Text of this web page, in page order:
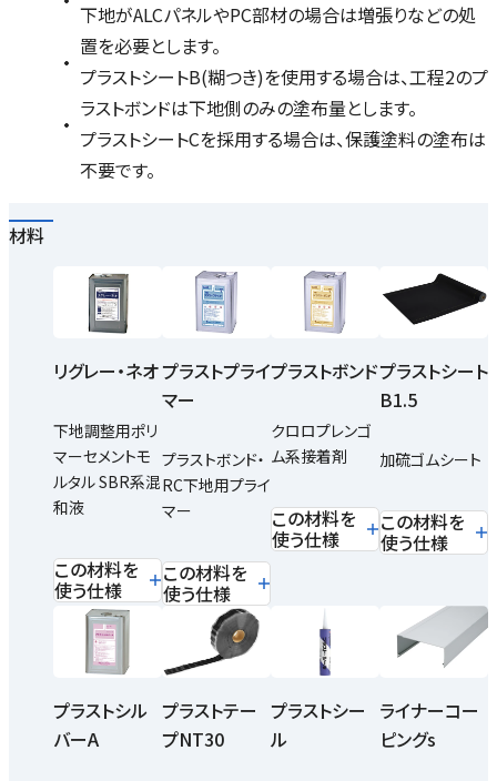
下地がALCパネルやPC部材の場合は増張りなどの処
置を必要とします。
プラストシートB(糊つき)を使用する場合は、工程2のプ
ラストボンドは下地側のみの塗布量とします。
プラストシートCを採用する場合は、保護塗料の塗布は
不要です。
材料
リグレー・ネオ
下地調整用ポリ
マーセメントモ
ルタル SBR系混
和液
この材料を
使う仕様
プラストプライ
マー
プラストボンド・
RC下地用プライ
マー
この材料を
使う仕様
プラストボンド
クロロプレンゴ
ム系接着剤
この材料を
使う仕様
プラストシート
B1.5
加硫ゴムシート
この材料を
使う仕様
プラストシル
バーA
プラストテー
プNT30
プラストシー
ル
ライナーコー
ピングs